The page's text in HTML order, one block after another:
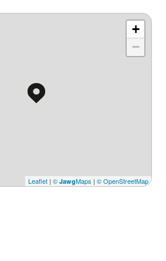
+
−
Leaflet | © JawgMaps | © OpenStreetMap